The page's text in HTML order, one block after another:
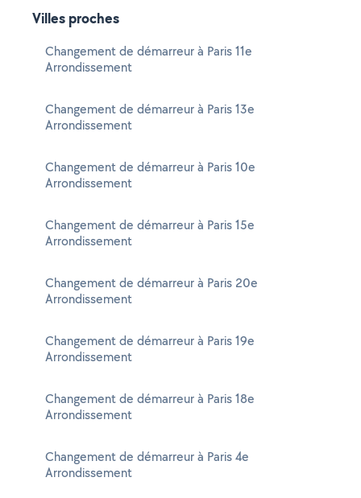
Villes proches
Changement de démarreur à Paris 11e
Arrondissement
Changement de démarreur à Paris 13e
Arrondissement
Changement de démarreur à Paris 10e
Arrondissement
Changement de démarreur à Paris 15e
Arrondissement
Changement de démarreur à Paris 20e
Arrondissement
Changement de démarreur à Paris 19e
Arrondissement
Changement de démarreur à Paris 18e
Arrondissement
Changement de démarreur à Paris 4e
Arrondissement